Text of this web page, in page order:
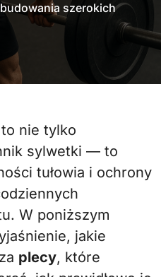
szerokich
nie tylko
sylwetki — to
tułowia i ochrony
W poniższym
jakie
plecy, które